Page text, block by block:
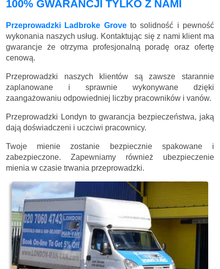
100% GWARANCJI TYLKO Z NAMI
Przeprowadzki Ladbroke Groveto solidność i pewność
wykonania naszych usług. Kontaktując się z nami klient ma
gwarancje że otrzyma profesjonalną poradę oraz ofertę
cenową.
Przeprowadzki naszych klientów są zawsze starannie
zaplanowane i sprawnie wykonywane dzięki
zaangażowaniu odpowiedniej liczby pracowników i vanów.
Przeprowadzki Londyn to gwarancja bezpieczeństwa, jaką
dają doświadczeni i uczciwi pracownicy.
Twoje mienie zostanie bezpiecznie spakowane i
zabezpieczone. Zapewniamy również ubezpieczenie
mienia w czasie trwania przeprowadzki.